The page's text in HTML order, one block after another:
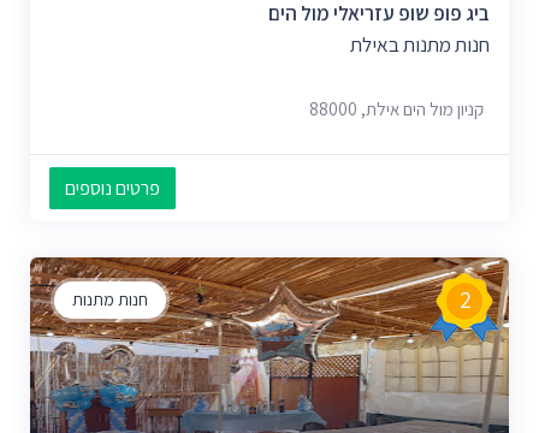
ביג פופ שופ עזריאלי מול הים
חנות מתנות באילת
קניון מול הים אילת, 88000
פרטים נוספים
חנות מתנות 2